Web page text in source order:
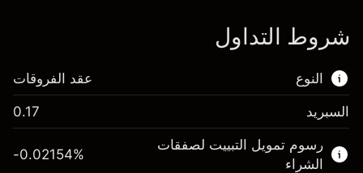
شروط التداول
النوع
هذا السوق المالي متاح للتداول من خلال عقود
الفروقات.
عقد الفروقات
السبريد 0.17
رسوم تمويل التبييت لصفقات
الشراء
-0.02154%